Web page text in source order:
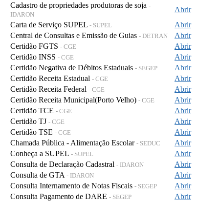
Cadastro de propriedades produtoras de soja -
IDARON
Abrir
Carta de Serviço SUPEL - SUPEL
Abrir
Central de Consultas e Emissão de Guias - DETRAN
Abrir
Certidão FGTS - CGE
Abrir
Certidão INSS - CGE
Abrir
Certidão Negativa de Débitos Estaduais - SEGEP
Abrir
Certidão Receita Estadual - CGE
Abrir
Certidão Receita Federal - CGE
Abrir
Certidão Receita Municipal(Porto Velho) - CGE
Abrir
Certidão TCE - CGE
Abrir
Certidão TJ - CGE
Abrir
Certidão TSE - CGE
Abrir
Chamada Pública - Alimentação Escolar - SEDUC
Abrir
Conheça a SUPEL - SUPEL
Abrir
Consulta de Declaração Cadastral - IDARON
Abrir
Consulta de GTA - IDARON
Abrir
Consulta Internamento de Notas Fiscais - SEGEP
Abrir
Consulta Pagamento de DARE - SEGEP
Abrir